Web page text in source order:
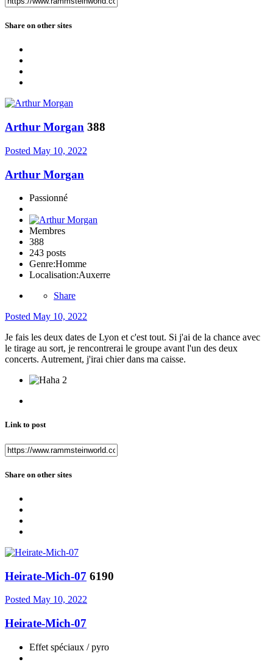
Share on other sites
Arthur Morgan 388
Posted May 10, 2022
Arthur Morgan
Passionné
Membres
388
243 posts
Genre:Homme
Localisation:Auxerre
Share
Posted May 10, 2022
Je fais les deux dates de Lyon et c'est tout. Si j'ai de la chance avec
le tirage au sort, je rencontrerai le groupe avant l'un des deux
concerts. Autrement, j'irai chier dans ma caisse.
2
Link to post
Share on other sites
Heirate-Mich-07 6190
Posted May 10, 2022
Heirate-Mich-07
Effet spéciaux / pyro